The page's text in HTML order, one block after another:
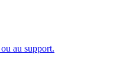
au support.